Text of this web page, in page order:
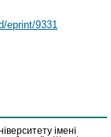
eprint/9331
імені